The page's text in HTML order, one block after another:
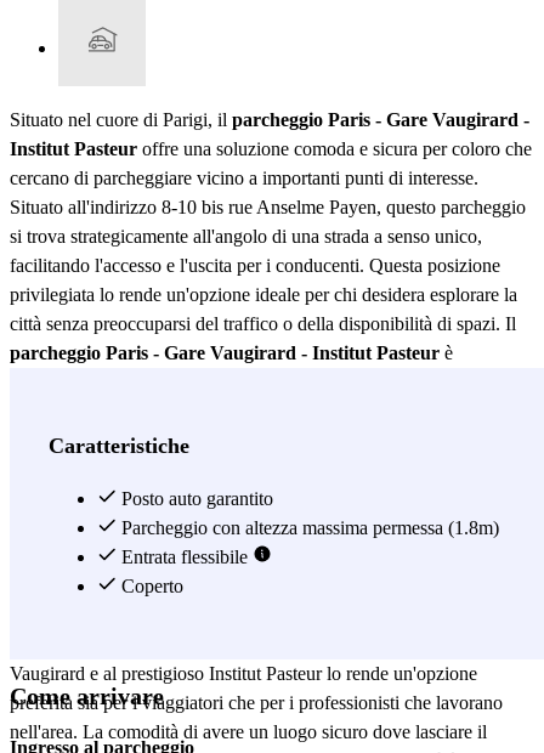
Situato nel cuore di Parigi, il parcheggio Paris - Gare Vaugirard -
Institut Pasteur offre una soluzione comoda e sicura per coloro che
cercano di parcheggiare vicino a importanti punti di interesse.
Situato all'indirizzo 8-10 bis rue Anselme Payen, questo parcheggio
si trova strategicamente all'angolo di una strada a senso unico,
facilitando l'accesso e l'uscita per i conducenti. Questa posizione
privilegiata lo rende un'opzione ideale per chi desidera esplorare la
città senza preoccuparsi del traffico o della disponibilità di spazi. Il
parcheggio Paris - Gare Vaugirard - Institut Pasteur è
importante sottolineare che la rampa di accesso può essere stretta in
e prendersi il tempo necessario per evitare qualsiasi inconveniente.
Questa caratteristica, sebbene specifica, assicura che il parcheggio
sia un luogo sicuro e ben organizzato per tutti i suoi utenti. Oltre alla
sua posizione strategica, il
Vaugirard e al prestigioso Institut Pasteur lo rende un'opzione
preferita sia per i viaggiatori che per i professionisti che lavorano
nell'area. La comodità di avere un luogo sicuro dove lasciare il
Caratteristiche
Posto auto garantito
Parcheggio con altezza massima permessa (1.8m)
Entrata flessibile
Coperto
Come arrivare
Ingresso al parcheggio